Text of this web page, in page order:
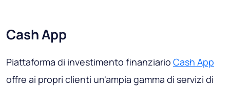
Cash App
Piattaforma di investimento finanziario Cash App
offre ai propri clienti un'ampia gamma di servizi di